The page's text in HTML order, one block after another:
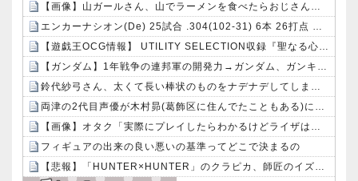
【画像】山ガールさん、山でラーメンを食べたらおじさんに怒られるｗｗｗ
エンカーナシオン(De) 25試合 .304(102-31) 6本 26打点 出塁率.311 OPS.831 wRC+137 WAR+0.7
【遊戯王OCG情報】 UTILITY SELECTION収録『聖なる心のバリア －マインドフォース－』実物画像
【ガンダム】1年戦争の連邦軍の開発力→ガンダム、ガンキャノン、ガンタンク、ジム、ボール
鈴代紗弓さん、太くて長い棒状のものをナデナデしてしまう・・・
両津の2代目声優が木村昴(葛飾区に住んでたこともある)になると思う人
【画像】オタク「実際にプレイしたらわかるけどライザは友達って感じで性的な目では見れないｗ」←これｗｗｗｗ：26/08/06のニュース
フィギュアの出来の良い悪いの基準ってどこで決まるの
【悲報】「HUNTER×HUNTER」のクラピカ、師匠のイズナビに対する態度が本当に酷い！！